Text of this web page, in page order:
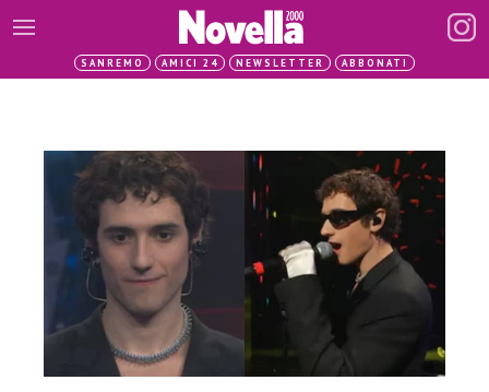
SANREMO AMICI 24 NEWSLETTER ABBONATI